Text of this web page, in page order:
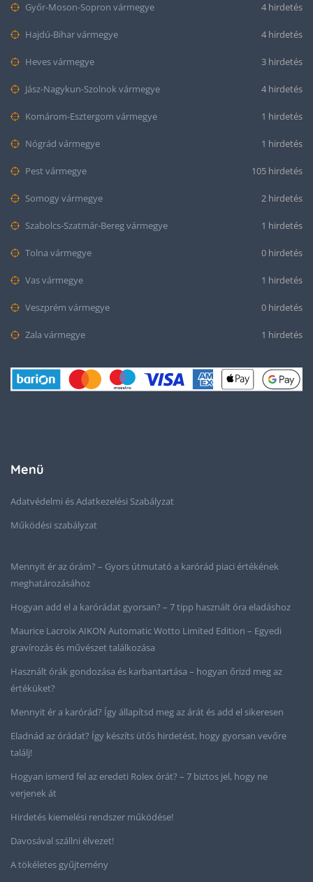
Győr-Moson-Sopron vármegye 4 hirdetés
Hajdú-Bihar vármegye 4 hirdetés
Heves vármegye 3 hirdetés
Jász-Nagykun-Szolnok vármegye 4 hirdetés
Komárom-Esztergom vármegye 1 hirdetés
Nógrád vármegye 1 hirdetés
Pest vármegye 105 hirdetés
Somogy vármegye 2 hirdetés
Szabolcs-Szatmár-Bereg vármegye 1 hirdetés
Tolna vármegye 0 hirdetés
Vas vármegye 1 hirdetés
Veszprém vármegye 0 hirdetés
Zala vármegye 1 hirdetés
Menü
Adatvédelmi és Adatkezelési Szabályzat
Működési szabályzat
Mennyit ér az órám? – Gyors útmutató a karórád piaci értékének
meghatározásához
Hogyan add el a karórádat gyorsan? – 7 tipp használt óra eladáshoz
Maurice Lacroix AIKON Automatic Wotto Limited Edition – Egyedi
gravírozás és művészet találkozása
Használt órák gondozása és karbantartása – hogyan őrizd meg az
értéküket?
Mennyit ér a karórád? Így állapítsd meg az árát és add el sikeresen
Eladnád az órádat? Így készíts ütős hirdetést, hogy gyorsan vevőre
találj!
Hogyan ismerd fel az eredeti Rolex órát? – 7 biztos jel, hogy ne
verjenek át
Hirdetés kiemelési rendszer működése!
Davosával szállni élvezet!
A tökéletes gyűjtemény